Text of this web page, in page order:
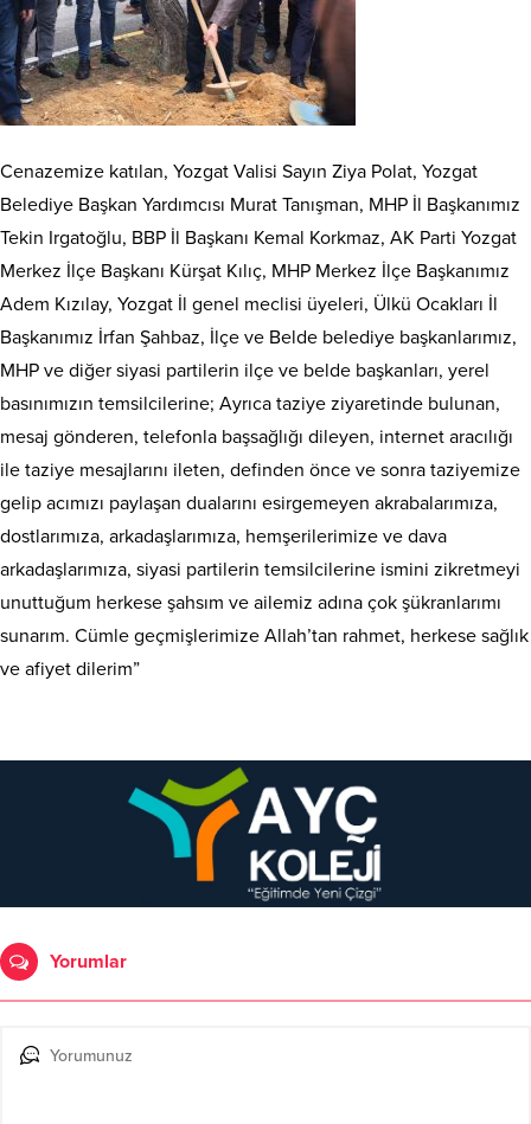
Cenazemize katılan, Yozgat Valisi Sayın Ziya Polat, Yozgat
Belediye Başkan Yardımcısı Murat Tanışman, MHP İl Başkanımız
Tekin Irgatoğlu, BBP İl Başkanı Kemal Korkmaz, AK Parti Yozgat
Merkez İlçe Başkanı Kürşat Kılıç, MHP Merkez İlçe Başkanımız
Adem Kızılay, Yozgat İl genel meclisi üyeleri, Ülkü Ocakları İl
Başkanımız İrfan Şahbaz, İlçe ve Belde belediye başkanlarımız,
MHP ve diğer siyasi partilerin ilçe ve belde başkanları, yerel
basınımızın temsilcilerine; Ayrıca taziye ziyaretinde bulunan,
mesaj gönderen, telefonla başsağlığı dileyen, internet aracılığı
ile taziye mesajlarını ileten, definden önce ve sonra taziyemize
gelip acımızı paylaşan dualarını esirgemeyen akrabalarımıza,
dostlarımıza, arkadaşlarımıza, hemşerilerimize ve dava
arkadaşlarımıza, siyasi partilerin temsilcilerine ismini zikretmeyi
unuttuğum herkese şahsım ve ailemiz adına çok şükranlarımı
sunarım. Cümle geçmişlerimize Allah’tan rahmet, herkese sağlık
ve afiyet dilerim”
Yorumlar